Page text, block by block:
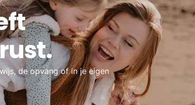
de opvang of in je eigen